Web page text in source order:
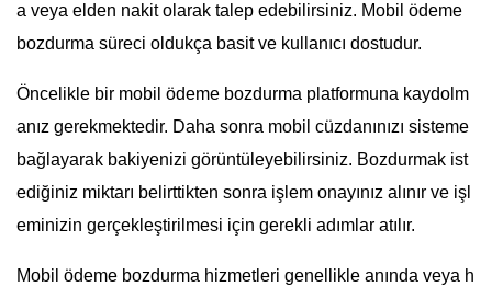
a veya elden nakit olarak talep edebilirsiniz. Mobil ödeme
bozdurma süreci oldukça basit ve kullanıcı dostudur.
Öncelikle bir mobil ödeme bozdurma platformuna kaydolm
anız gerekmektedir. Daha sonra mobil cüzdanınızı sisteme
bağlayarak bakiyenizi görüntüleyebilirsiniz. Bozdurmak ist
ediğiniz miktarı belirttikten sonra işlem onayınız alınır ve işl
eminizin gerçekleştirilmesi için gerekli adımlar atılır.
Mobil ödeme bozdurma hizmetleri genellikle anında veya h